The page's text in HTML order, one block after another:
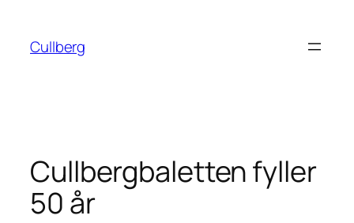
innehåll
Cullberg
Cullbergbaletten fyller
50 år